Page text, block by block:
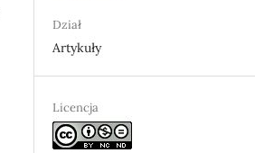
Dział
Artykuły
Licencja